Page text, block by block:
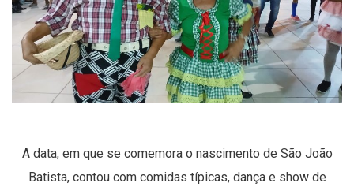
A data, em que se comemora o nascimento de São João
Batista, contou com comidas típicas, dança e show de